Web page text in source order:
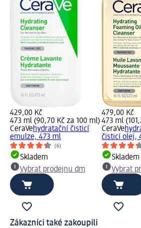
429,00 Kč
473 ml (90,70 Kč za 100 ml)
CeraVehydratační čisticí
emulze, 473 ml
(6)
Skladem
Vybrat prodejnu dm
479,00 Kč
473 ml
CeraVe
čisticí olej,
Skladem
Vybrat
Zákazníci také zakoupili